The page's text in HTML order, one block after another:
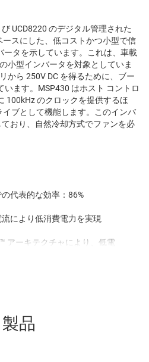
UCD8220 のデジタル管理された
スにした、低コストかつ小型で信
ータを示しています。これは、車載
小型インバータを対象としていま
から 250V DC を得るために、ブー
います。MSP430 はホスト コントロ
100kHz のクロックを提供するほ
ブとして機能します。このインバ
おり、自然冷却方式でファンを必
代表的な効率：86%
により低消費電力を実現
アーキテクチャにより、低電
向上
導通損失を抑えるため、低
する TI の
品